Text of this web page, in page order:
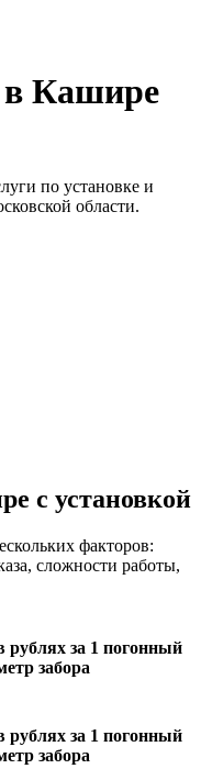
в Кашире
по установке и
области.
с установкой
факторов:
сложности работы,
рублях за 1 погонный
забора
рублях за 1 погонный
забора